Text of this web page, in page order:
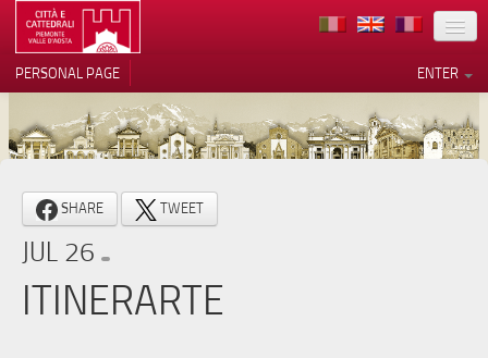
LOCATION
ARCHITECTURE
MUSEUMS
ITINERARIES
EVENTS
ENTER
PERSONAL PAGE
SHARE TWEET
JUL 26
ITINERARTE
Notice at collection
Your Privacy Choices